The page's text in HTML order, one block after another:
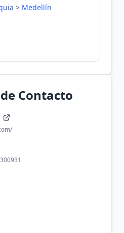
> Medellín
Contacto